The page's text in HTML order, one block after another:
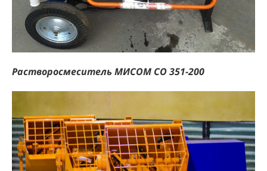
Растворосмеситель МИСОМ СО 351-200